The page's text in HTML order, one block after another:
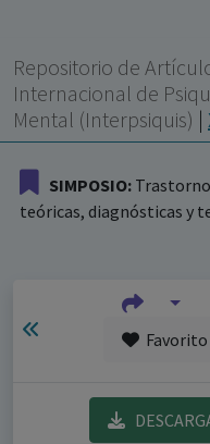
Repositorio de
Internacional de
Mental (Interpsiquis) |
SIMPOSIO:
teóricas, diagnósticas y
Favorito